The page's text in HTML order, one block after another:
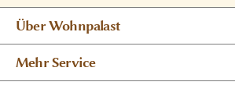
Über Wohnpalast
Mehr Service